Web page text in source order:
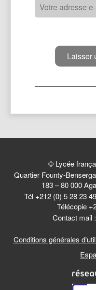
© Lycée
Quartier Founty-
183 – 80 000
Tél +212 (0) 5 28 23
Télécopie
Contact mail :
Conditions générales